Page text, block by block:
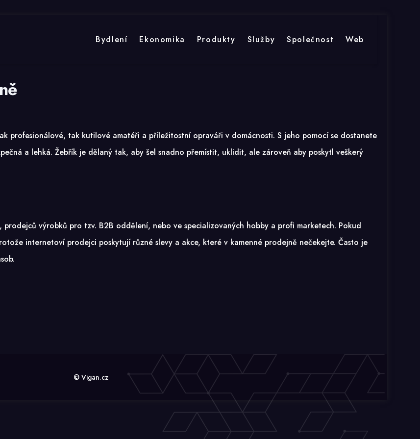
Bydlení Ekonomika Produkty Služby Společnost Web
profesionálové, tak kutilové amatéři a příležitostní opraváři v domácnosti. S jeho pomocí se dostanete
a lehká. Žebřík je dělaný tak, aby šel snadno přemístit, uklidit, ale zároveň aby poskytl veškerý
výrobků pro tzv. B2B oddělení, nebo ve specializovaných hobby a profi marketech. Pokud
internetoví prodejci poskytují různé slevy a akce, které v kamenné prodejně nečekejte. Často je
© Vigan.cz